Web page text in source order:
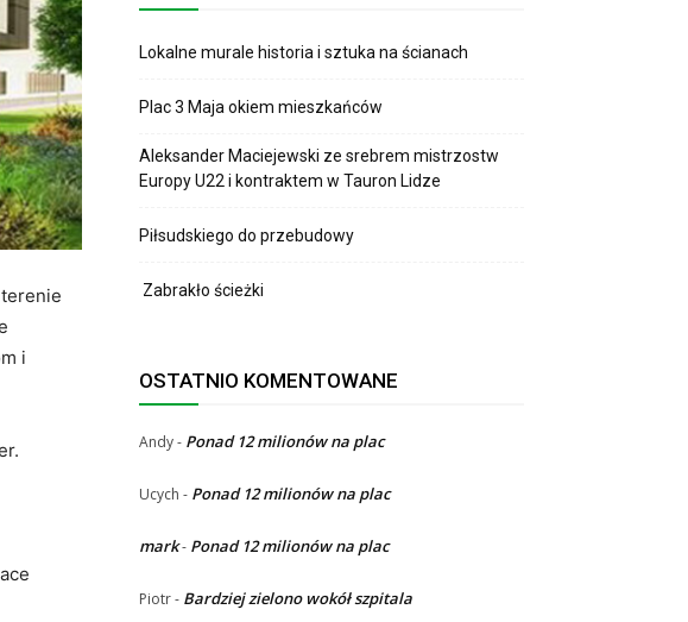
i
Lokalne murale historia i sztuka na ścianach
Plac 3 Maja okiem mieszkańców
Aleksander Maciejewski ze srebrem mistrzostw
Europy U22 i kontraktem w Tauron Lidze
Piłsudskiego do przebudowy
Zabrakło ścieżki
OSTATNIO KOMENTOWANE
Andy- Ponad 12 milionów na plac
Ucych - Ponad 12 milionów na plac
mark- Ponad 12 milionów na plac
Piotr- Bardziej zielono wokół szpitala